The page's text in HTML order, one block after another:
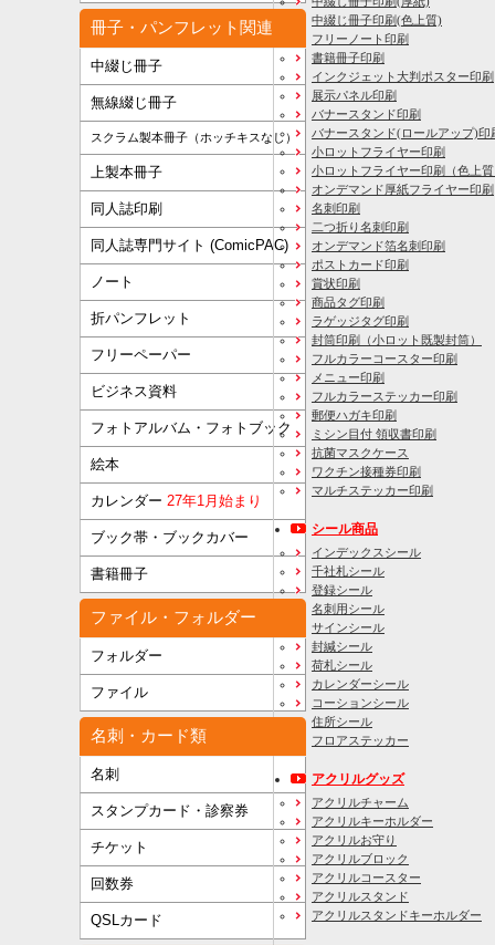
冊子・パンフレット関連
中綴じ冊子
無線綴じ冊子
スクラム製本冊子（ホッチキスなし）
上製本冊子
同人誌印刷
同人誌専門サイト (ComicPAC)
ノート
折パンフレット
フリーペーパー
ビジネス資料
フォトアルバム・フォトブック
絵本
カレンダー 27年1月始まり
ブック帯・ブックカバー
書籍冊子
ファイル・フォルダー
フォルダー
ファイル
名刺・カード類
名刺
スタンプカード・診察券
チケット
回数券
QSLカード
中綴じ冊子印刷(色上質)
フリーノート印刷
書籍冊子印刷
インクジェット大判ポスター印刷
展示パネル印刷
バナースタンド印刷
バナースタンド(ロールアップ)印
小ロットフライヤー印刷
小ロットフライヤー印刷（色上
オンデマンド厚紙フライヤー印刷
名刺印刷
二つ折り名刺印刷
オンデマンド箔名刺印刷
ポストカード印刷
賞状印刷
商品タグ印刷
ラゲッジタグ印刷
封筒印刷
（小ロット既製封筒）
フルカラーコースター印刷
メニュー印刷
フルカラーステッカー印刷
郵便ハガキ印刷
ミシン目付 領収書印刷
抗菌マスクケース
ワクチン接種券印刷
マルチステッカー印刷
シール商品
インデックスシール
千社札シール
登録シール
名刺用シール
サインシール
封緘シール
荷札シール
カレンダーシール
コーションシール
住所シール
フロアステッカー
アクリルグッズ
アクリルチャーム
アクリルキーホルダー
アクリルお守り
アクリルブロック
アクリルコースター
アクリルスタンド
アクリルスタンドキーホルダー